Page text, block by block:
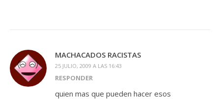
MACHACADOS RACISTAS
25 JULIO, 2009 A LAS 16:43
RESPONDER
quien mas que pueden hacer esos